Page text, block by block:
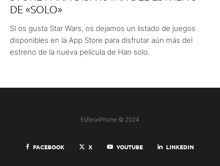
DE «SOLO»
SI os gusta Star Wars, os dejamos un listado de juegos
disponibles en la App Store para disfrutar aún más del
estreno de la nueva película de Han solo.
EsferaiPhone © 2024
FACEBOOK X YOUTUBE LINKEDIN